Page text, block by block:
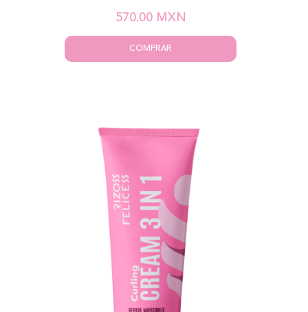
570.00 MXN
COMPRAR